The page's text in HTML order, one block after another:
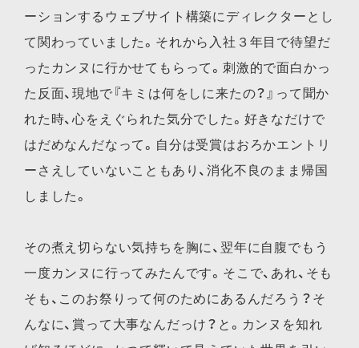
ーションするウェブサイト構築にディレクターとし
て関わっていました。それから入社３年目で待望だ
ったカンヌに行かせてもらって。刺激的で面白かっ
た反面、現地で『キミは何をしに来たの？』って聞か
れた時、心をえぐられた気分でした。好きなだけで
はだめなんだなって。自分は受賞はおろかエントリ
ーさえしていないこともあり、消化不良のまま帰国
しました。
その煮え切らない気持ちを胸に、翌年に自腹でもう
一度カンヌに行ってみたんです。そこで、あれ、そも
そも、このお祭りって何のためにあるんだろう？そ
んなに、賞って大事なんだっけ？と。カンヌを知れ